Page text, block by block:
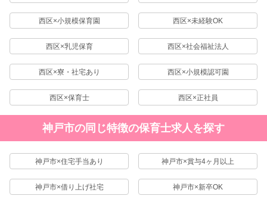
西区×小規模保育園 西区×未経験OK
西区×乳児保育 西区×社会福祉法人
西区×寮・社宅あり 西区×小規模認可園
西区×保育士 西区×正社員
神戸市の同じ特徴の保育士求人を探す
神戸市×住宅手当あり 神戸市×賞与4ヶ月以上
神戸市×借り上げ社宅 神戸市×新卒OK